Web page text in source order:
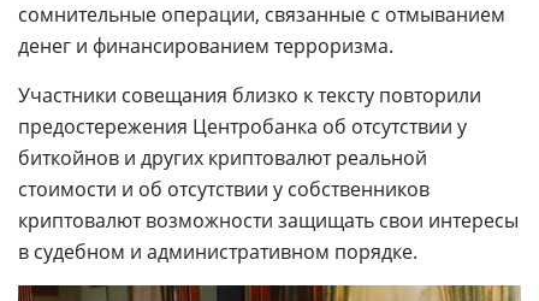
сомнительные операции, связанные с отмыванием
денег и финансированием терроризма.
Участники совещания близко к тексту повторили
предостережения Центробанка об отсутствии у
биткойнов и других криптовалют реальной
стоимости и об отсутствии у собственников
криптовалют возможности защищать свои интересы
в судебном и административном порядке.